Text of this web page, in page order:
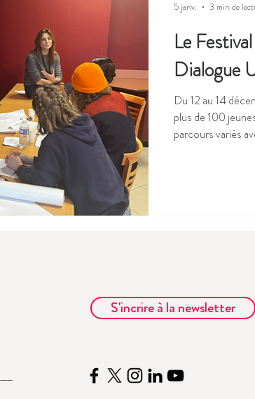
Le
Dialogue
Du 12 au 14
plus de 100
parcours variés
5 janv. 3 min de
S'incrire à la newsletter